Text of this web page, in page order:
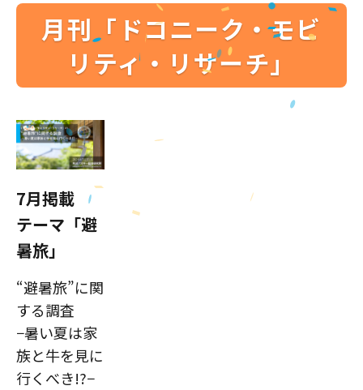
月刊「ドコニーク・モビ
リティ・リサーチ」
7月掲載
テーマ「避
暑旅」
“避暑旅”に関
する調査
−暑い夏は家
族と牛を見に
行くべき!?−